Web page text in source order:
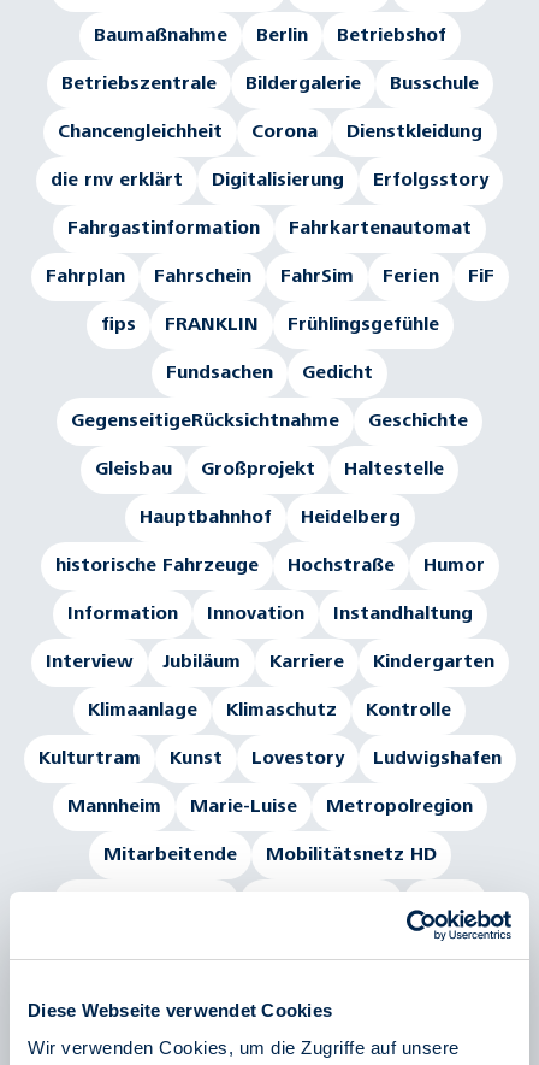
Diese Webseite verwendet Cookies
Wir verwenden Cookies, um die Zugriffe auf unsere
Baumaßnahme Berlin Betriebshof
Betriebszentrale Bildergalerie Busschule
Chancengleichheit Corona Dienstkleidung
die rnv erklärt Digitalisierung Erfolgsstory
Fahrgastinformation Fahrkartenautomat
Fahrplan Fahrschein FahrSim Ferien FiF
fips FRANKLIN Frühlingsgefühle
Fundsachen Gedicht
GegenseitigeRücksichtnahme Geschichte
Gleisbau Großprojekt Haltestelle
Hauptbahnhof Heidelberg
historische Fahrzeuge Hochstraße Humor
Information Innovation Instandhaltung
Interview Jubiläum Karriere Kindergarten
Klimaanlage Klimaschutz Kontrolle
Kulturtram Kunst Lovestory Ludwigshafen
Mannheim Marie-Luise Metropolregion
Mitarbeitende Mobilitätsnetz HD
Podcast Portrait Rätsel
rnv-Ausflugstipps Rollator Rollstuhl